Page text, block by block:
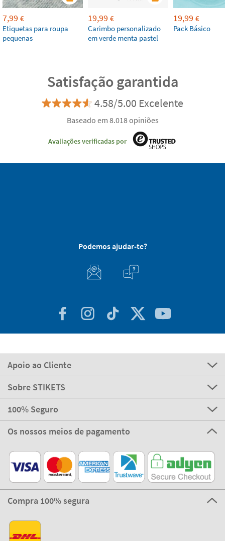
7,99 €
Etiquetas para roupa
pequenas
19,99 €
Carimbo personalizado
em verde menta pastel
19,99 €
Pack Básico
Satisfação garantida
4.58/5.00 Excelente
Baseado em 8.018 opiniões
Avaliações verificadas por
Podemos ajudar-te?
Apoio ao Cliente
Sobre STIKETS
100% Seguro
Os nossos meios de pagamento
Compra 100% segura